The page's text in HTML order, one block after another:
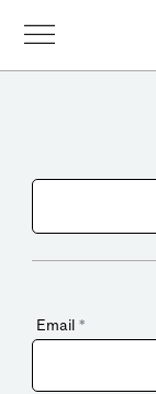
Email *